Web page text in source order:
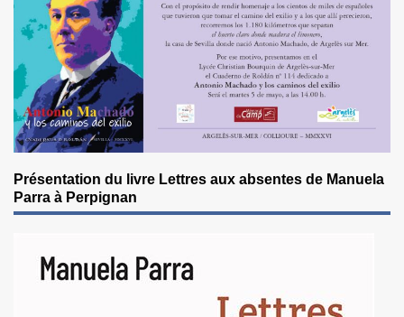
Présentation du livre Lettres aux absentes de Manuela
Parra à Perpignan